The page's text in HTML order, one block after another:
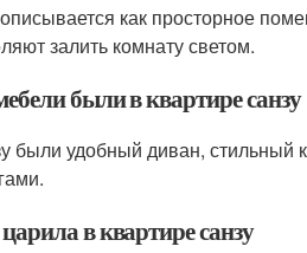
описывается как просторное
залить комнату светом.
были в квартире санзу
были удобный диван,
в квартире санзу